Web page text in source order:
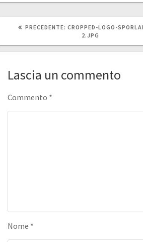
PRECEDENTE: ARTICOLO
PRECEDENTE:
CROPPED-LOGO-
2.JPG
Lascia un commento
Commento *
Nome *